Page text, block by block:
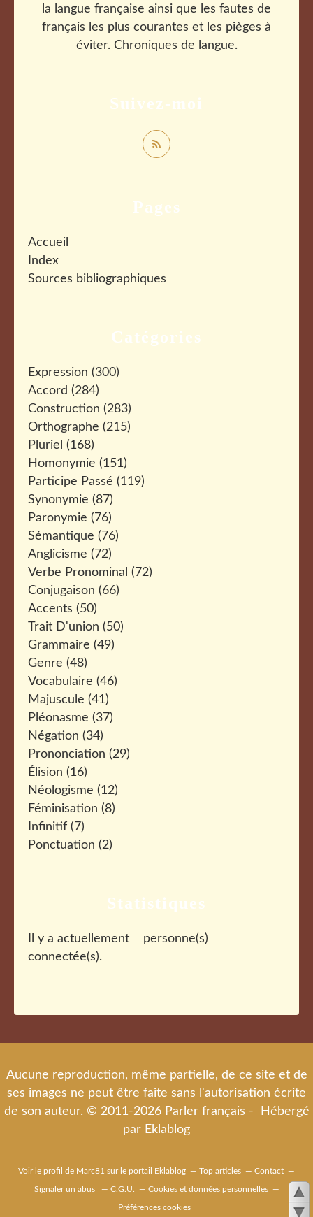
Catégories
Expression (300)
Accord (284)
Construction (283)
Orthographe (215)
Pluriel (168)
Homonymie (151)
Participe Passé (119)
Synonymie (87)
Paronymie (76)
Sémantique (76)
Anglicisme (72)
Verbe Pronominal (72)
Conjugaison (66)
Accents (50)
Trait D'union (50)
Grammaire (49)
Genre (48)
Vocabulaire (46)
Majuscule (41)
Pléonasme (37)
Négation (34)
Prononciation (29)
Élision (16)
Néologisme (12)
Féminisation (8)
Infinitif (7)
Ponctuation (2)
Pages
Accueil
Index
Sources bibliographiques
Suivez-moi
la langue française ainsi que les fautes de
français les plus courantes et les pièges à
éviter. Chroniques de langue.
Statistiques
Il y a actuellement
personne(s)
connectée(s).
Aucune reproduction, même partielle, de ce site et de
ses images ne peut être faite sans l'autorisation écrite
de son auteur. © 2011-2026 Parler français - Hébergé
par Eklablog
Voir le profil de Marc81 sur le portail Eklablog Top articles Contact
Signaler un abus C.G.U. Cookies et données personnelles
Préférences cookies